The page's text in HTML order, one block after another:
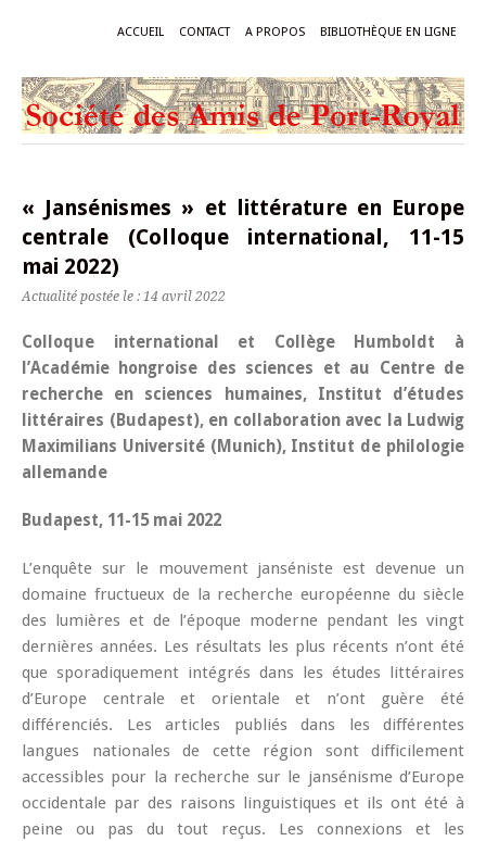
ACCUEIL CONTACT A PROPOS BIBLIOTHÈQUE EN LIGNE
« Jansénismes » et littérature en Europe
centrale (Colloque international, 11-15
mai 2022)
Actualité postée le : 14 avril 2022
Colloque international et Collège Humboldt à
l’Académie hongroise des sciences et au Centre de
recherche en sciences humaines, Institut d’études
littéraires (Budapest), en collaboration avec la Ludwig
Maximilians Université (Munich), Institut de philologie
allemande
Budapest, 11-15 mai 2022
L’enquête sur le mouvement janséniste est devenue un
domaine fructueux de la recherche européenne du siècle
des lumières et de l’époque moderne pendant les vingt
dernières années. Les résultats les plus récents n’ont été
que sporadiquement intégrés dans les études littéraires
d’Europe centrale et orientale et n’ont guère été
différenciés. Les articles publiés dans les différentes
langues nationales de cette région sont difficilement
accessibles pour la recherche sur le jansénisme d’Europe
occidentale par des raisons linguistiques et ils ont été à
peine ou pas du tout reçus. Les connexions et les